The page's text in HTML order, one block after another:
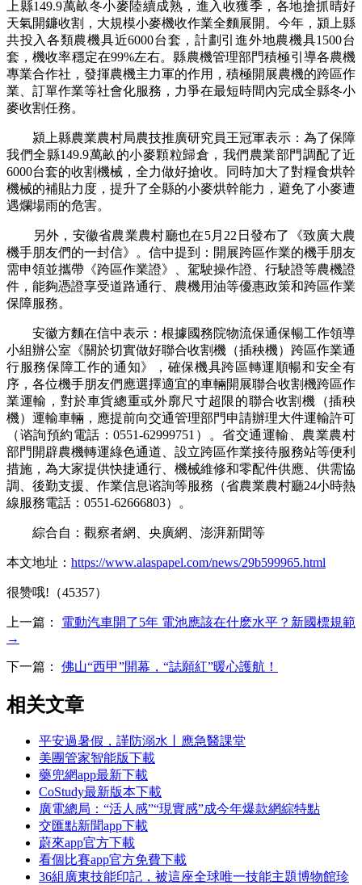
上縣149.9萬畝冬小麥陸續成熟，進入收獲季，各地搶抓晴好
天氣開鐮收割，大規模小麥機收作業全麵展開。今年，潁上縣
共投入各類農機具近6000台套，計劃引進外地農機具1500台
套，機收率穩定在99%左右。縣農機管理部門積極引導各農機
專業合作社，發揮農機主力軍的作用，積極開展農機的跨區作
業、訂單作業等社會化服務，力爭在最短時間內完成全縣冬小
麥收割任務。
潁上縣農業農村局農技推廣研究員王冠軍表示：為了保障
我們全縣149.9萬畝的小麥顆粒歸倉，我們農業部門調配了近
6000台套的收割機械，全力做好搶收。同時加大了對糧食烘幹
機械的補貼力度，提升了全縣的小麥烘幹能力，避免了小麥遭
遇爛場雨的危害。
另外，安徽省農業農村廳也在5月22日發布了《致廣大農
機手朋友們的一封信》。信中提到：開展跨區作業的機手朋友
需申領並攜帶《跨區作業證》、駕駛操作證、行駛證等農機證
件，能夠憑證享受道路通行、農機用油等優惠政策和跨區作業
保障服務。
安徽方麵在信中表示：根據國務院物流保通保暢工作領導
小組辦公室《關於切實做好聯合收割機（插秧機）跨區作業通
行服務保障工作的通知》，確保機具跨區轉運順暢和安全有
序，各位機手朋友們應選擇適宜的車輛開展聯合收割機跨區作
業運輸，對於車貨總重或外廓尺寸超限的聯合收割機（插秧
機）運輸車輛，應提前向交通管理部門申請辦理大件運輸許可
（谘詢預約電話：0551-62999751）。省交通運輸、農業農村
部門開辟農機轉運綠色通道、設立跨區作業接待服務站等便利
措施，為大家提供快捷通行、機械維修和零配件供應、供需協
調、後勤支援、作業信息谘詢等服務（省農業農村廳24小時熱
線服務電話：0551-62666803）。
綜合自 ： 觀察者網、央廣網、澎湃新聞等
本文地址： https://www.alaspapel.com/news/29b599965.html
很赞哦!（45357）
上一篇： 電動汽車開了5年 電池應該在什麽水平？新國標規範
→
下一篇： 佛山“西甲”開幕，“誌願紅”暖心護航！
相关文章
平安過暑假，謹防溺水丨應急醫課堂
美團管家智能版下載
藥兜網app最新下載
CoStudy最新版本下載
廣電總局：“活人感”“現實感”成今年爆款網綜特點
交匯點新聞app下載
蔚來app官方下載
看個比賽app官方免費下載
36組廣東技能印記，被這座全球唯一技能主題博物館珍